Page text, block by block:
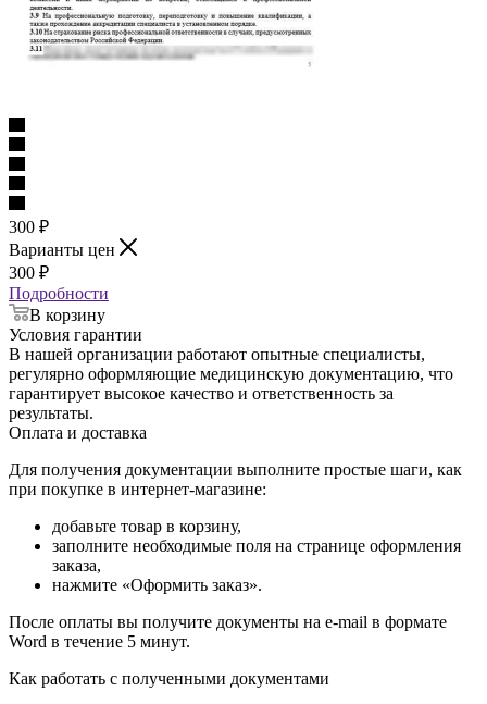
300 ₽
Варианты цен
300 ₽
Подробности
В корзину
Условия гарантии
В нашей организации работают опытные специалисты,
регулярно оформляющие медицинскую документацию, что
гарантирует высокое качество и ответственность за
результаты.
Оплата и доставка
Для получения документации выполните простые шаги, как
при покупке в интернет-магазине:
добавьте товар в корзину,
заполните необходимые поля на странице оформления
заказа,
нажмите «Оформить заказ».
После оплаты вы получите документы на e-mail в формате
Word в течение 5 минут.
Как работать с полученными документами